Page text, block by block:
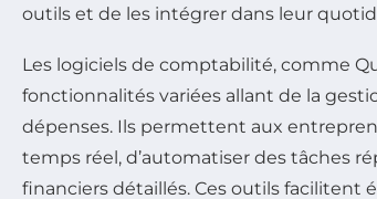
outils et de les intégrer dans leur
Les logiciels de comptabilité, comme
fonctionnalités variées allant de la
dépenses. Ils permettent aux
temps réel, d’automatiser des tâches
financiers détaillés. Ces outils facilitent